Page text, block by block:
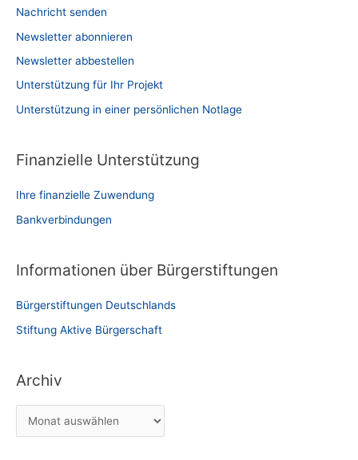
Nachricht senden
Newsletter abonnieren
Newsletter abbestellen
Unterstützung für Ihr Projekt
Unterstützung in einer persönlichen Notlage
Finanzielle Unterstützung
Ihre finanzielle Zuwendung
Bankverbindungen
Informationen über Bürgerstiftungen
Bürgerstiftungen Deutschlands
Stiftung Aktive Bürgerschaft
Archiv
r